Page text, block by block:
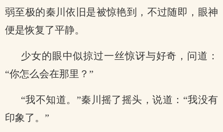
弱至极的秦川依旧是被惊艳到，不过随即，眼神
便是恢复了平静。
少女的眼中似掠过一丝惊讶与好奇，问道：
“你怎么会在那里？”
“我不知道。”秦川摇了摇头，说道：“我没有
印象了。”